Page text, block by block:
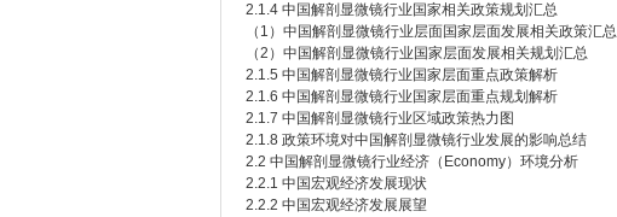
2.1.4 中国解剖显微镜行业国家相关政策规划汇总
（1）中国解剖显微镜行业层面国家层面发展相关政策汇总
（2）中国解剖显微镜行业国家层面发展相关规划汇总
2.1.5 中国解剖显微镜行业国家层面重点政策解析
2.1.6 中国解剖显微镜行业国家层面重点规划解析
2.1.7 中国解剖显微镜行业区域政策热力图
2.1.8 政策环境对中国解剖显微镜行业发展的影响总结
2.2 中国解剖显微镜行业经济（Economy）环境分析
2.2.1 中国宏观经济发展现状
2.2.2 中国宏观经济发展展望